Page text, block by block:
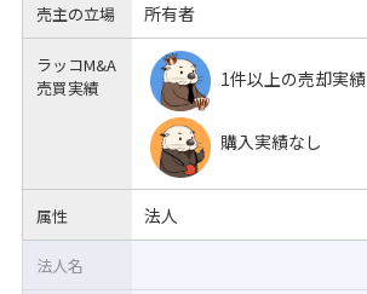
売主の立場 所有者
ラッコM&A
売買実績
1件以上の売却実績
購入実績なし
属性 法人
法人名